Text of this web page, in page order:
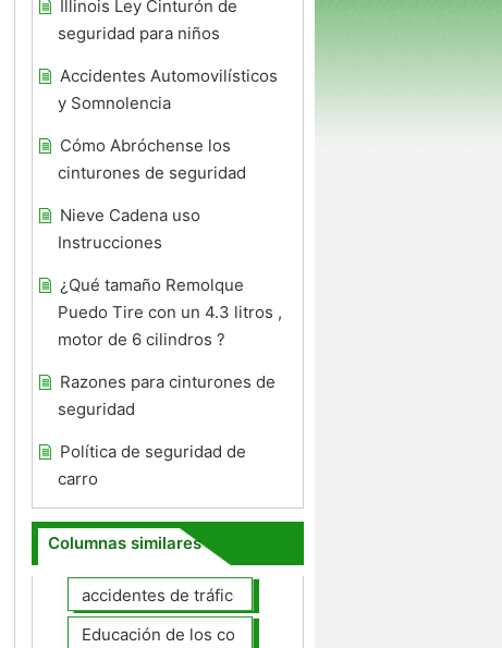
Illinois Ley Cinturón de
seguridad para niños
Accidentes Automovilísticos
y Somnolencia
Cómo Abróchense los
cinturones de seguridad
Nieve Cadena uso
Instrucciones
¿Qué tamaño Remolque
Puedo Tire con un 4.3 litros ,
motor de 6 cilindros ?
Razones para cinturones de
seguridad
Política de seguridad de
carro
Columnas similares
accidentes de tráfico
Educación de los conductores